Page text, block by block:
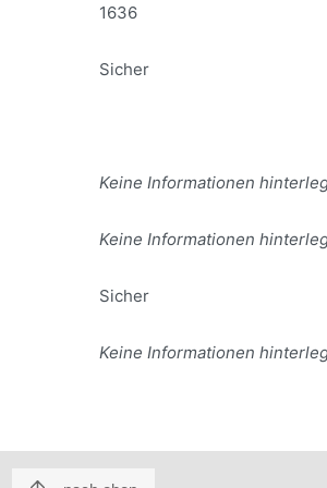
1636
Sicher
Keine Informationen
Keine Informationen
Sicher
Keine Informationen